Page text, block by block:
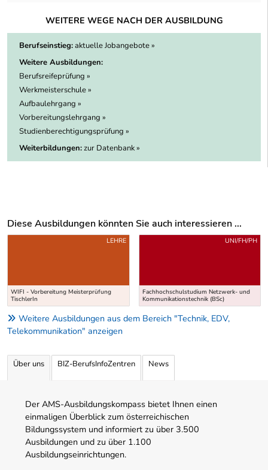
WEITERE WEGE NACH DER AUSBILDUNG
Berufseinstieg:aktuelle Jobangebote »
Weitere Ausbildungen:
Berufsreifeprüfung »
Werkmeisterschule »
Aufbaulehrgang »
Vorbereitungslehrgang »
Studienberechtigungsprüfung »
Weiterbildungen:zur Datenbank »
Diese Ausbildungen könnten Sie auch interessieren ...
Uber weitere Ausbildungsvorschläge
WIFI - Vorbereitung Meisterprüfung
TischlerIn
LEHRE
Fachhochschulstudium Netzwerk- und
Kommunikationstechnik (BSc)
UNI/FH/PH
Weitere Ausbildungen aus dem Bereich "Technik, EDV,
Telekommunikation" anzeigen
Über uns BIZ-BerufsInfoZentren News
Der AMS-Ausbildungskompass bietet Ihnen einen
einmaligen Überblick zum österreichischen
Bildungssystem und informiert zu über 3.500
Ausbildungen und zu über 1.100
Ausbildungseinrichtungen.